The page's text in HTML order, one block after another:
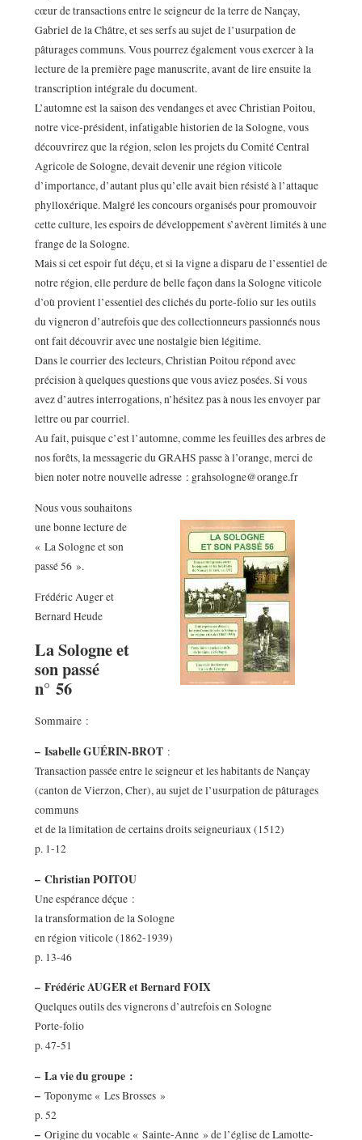
cœur de transactions entre le seigneur de la terre de Nançay,
Gabriel de la Châtre, et ses serfs au sujet de l’usurpation de
pâturages communs. Vous pourrez également vous exercer à la
lecture de la première page manuscrite, avant de lire ensuite la
transcription intégrale du document.
L’automne est la saison des vendanges et avec Christian Poitou,
notre vice-président, infatigable historien de la Sologne, vous
découvrirez que la région, selon les projets du Comité Central
Agricole de Sologne, devait devenir une région viticole
d’importance, d’autant plus qu’elle avait bien résisté à l’attaque
phylloxérique. Malgré les concours organisés pour promouvoir
cette culture, les espoirs de développement s’avèrent limités à une
frange de la Sologne.
Mais si cet espoir fut déçu, et si la vigne a disparu de l’essentiel de
notre région, elle perdure de belle façon dans la Sologne viticole
d’où provient l’essentiel des clichés du porte-folio sur les outils
du vigneron d’autrefois que des collectionneurs passionnés nous
ont fait découvrir avec une nostalgie bien légitime.
Dans le courrier des lecteurs, Christian Poitou répond avec
précision à quelques questions que vous aviez posées. Si vous
avez d’autres interrogations, n’hésitez pas à nous les envoyer par
lettre ou par courriel.
Au fait, puisque c’est l’automne, comme les feuilles des arbres de
nos forêts, la messagerie du GRAHS passe à l’orange, merci de
bien noter notre nouvelle adresse : grahsologne@orange.fr
Nous vous souhaitons
une bonne lecture de
« La Sologne et son
passé 56 ».
Frédéric Auger et
Bernard Heude
La Sologne et
son passé
n° 56
Sommaire :
– Isabelle GUÉRIN-BROT:
Transaction passée entre le seigneur et les habitants de Nançay
(canton de Vierzon, Cher), au sujet de l’usurpation de pâturages
communs
et de la limitation de certains droits seigneuriaux (1512)
p. 1-12
– Christian POITOU
Une espérance déçue :
la transformation de la Sologne
en région viticole (1862-1939)
p. 13-46
– Frédéric AUGER et Bernard FOIX
Quelques outils des vignerons d’autrefois en Sologne
Porte-folio
p. 47-51
– La vie du groupe :
–Toponyme « Les Brosses »
p. 52
–Origine du vocable « Sainte-Anne » de l’église de Lamotte-